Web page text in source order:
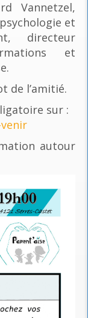
Vannetzel,
et
directeur
et
de l’amitié.
sur :
autour